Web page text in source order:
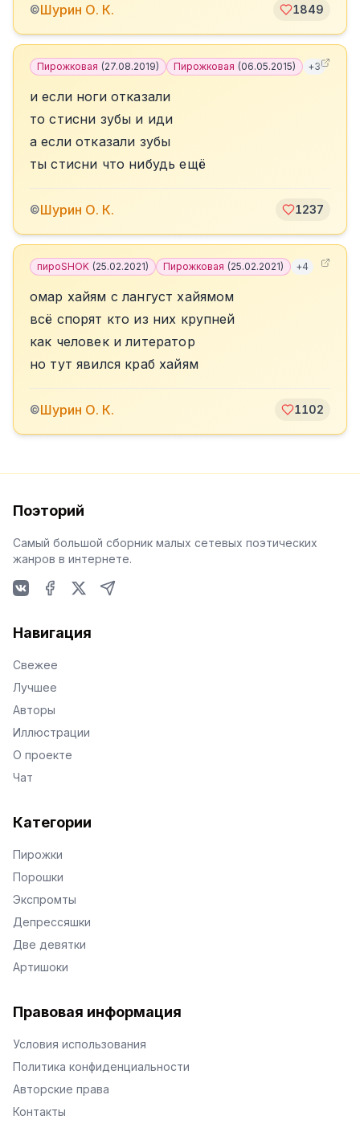
©Шурин О. К. 1849
Пирожковая (27.08.2019) Пирожковая (06.05.2015) +3
и если ноги отказали
то стисни зубы и иди
а если отказали зубы
ты стисни что нибудь ещё
©Шурин О. К. 1237
пироSHOK (25.02.2021) Пирожковая (25.02.2021) +4
омар хайям с лангуст хайямом
всё спорят кто из них крупней
как человек и литератор
но тут явился краб хайям
©Шурин О. К. 1102
Поэторий
Самый большой сборник малых сетевых поэтических
жанров в интернете.
Навигация
Свежее
Лучшее
Авторы
Иллюстрации
О проекте
Чат
Категории
Пирожки
Порошки
Экспромты
Депрессяшки
Две девятки
Артишоки
Правовая информация
Условия использования
Политика конфиденциальности
Авторские права
Контакты